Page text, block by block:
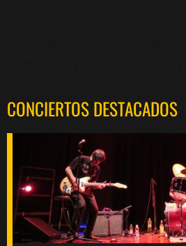
CONCIERTOS DESTACADOS